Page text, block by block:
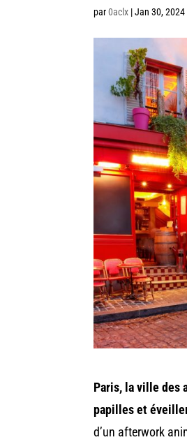
par0aclx |Jan 30, 2024
Paris, la ville des
papilles et
d’un afterwork